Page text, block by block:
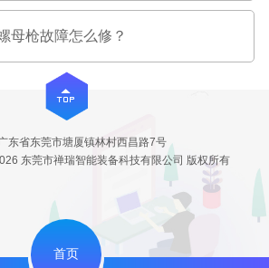
母枪故障怎么修？
东省东莞市塘厦镇林村西昌路7号
东莞市禅瑞智能装备科技有限公司 版权所有
首页